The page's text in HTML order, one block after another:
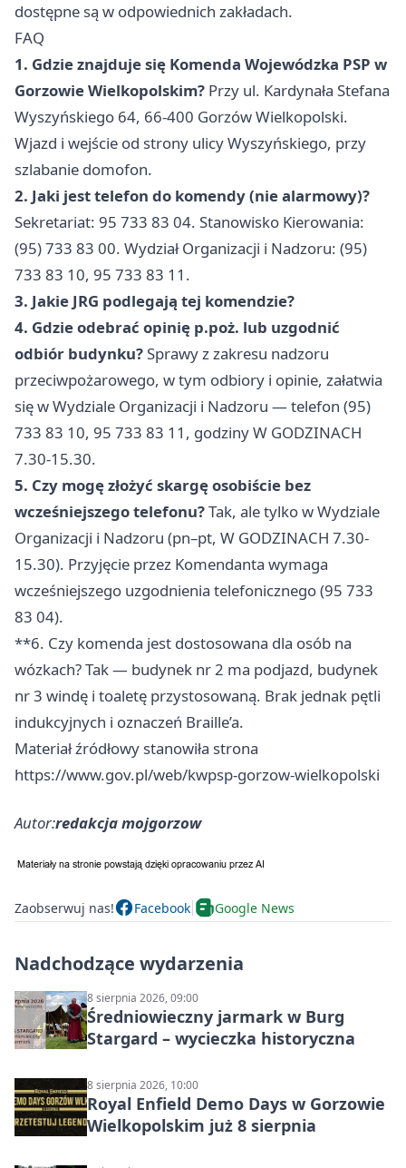
dostępne są w odpowiednich zakładach.
FAQ
1. Gdzie znajduje się Komenda Wojewódzka PSP w
Gorzowie Wielkopolskim? Przy ul. Kardynała Stefana
Wyszyńskiego 64, 66-400 Gorzów Wielkopolski.
Wjazd i wejście od strony ulicy Wyszyńskiego, przy
szlabanie domofon.
2. Jaki jest telefon do komendy (nie alarmowy)?
Sekretariat: 95 733 83 04. Stanowisko Kierowania:
(95) 733 83 00. Wydział Organizacji i Nadzoru: (95)
733 83 10, 95 733 83 11.
3. Jakie JRG podlegają tej komendzie?
4. Gdzie odebrać opinię p.poż. lub uzgodnić
odbiór budynku?Sprawy z zakresu nadzoru
przeciwpożarowego, w tym odbiory i opinie, załatwia
się w Wydziale Organizacji i Nadzoru — telefon (95)
733 83 10, 95 733 83 11, godziny W GODZINACH
7.30-15.30.
5. Czy mogę złożyć skargę osobiście bez
wcześniejszego telefonu?Tak, ale tylko w Wydziale
Organizacji i Nadzoru (pn–pt, W GODZINACH 7.30-
15.30). Przyjęcie przez Komendanta wymaga
wcześniejszego uzgodnienia telefonicznego (95 733
83 04).
**6. Czy komenda jest dostosowana dla osób na
wózkach? Tak — budynek nr 2 ma podjazd, budynek
nr 3 windę i toaletę przystosowaną. Brak jednak pętli
indukcyjnych i oznaczeń Braille’a.
Materiał źródłowy stanowiła strona
https://www.gov.pl/web/kwpsp-gorzow-wielkopolski
Autor:redakcja mojgorzow
Zaobserwuj nas! Facebook Google News
Nadchodzące wydarzenia
8 sierpnia 2026, 09:00
Średniowieczny jarmark w Burg
Stargard – wycieczka historyczna
8 sierpnia 2026, 10:00
Royal Enfield Demo Days w Gorzowie
Wielkopolskim już 8 sierpnia